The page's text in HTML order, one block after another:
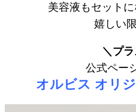
美容液もセット
嬉しい
＼プ
公式ペー
オルビス オリ